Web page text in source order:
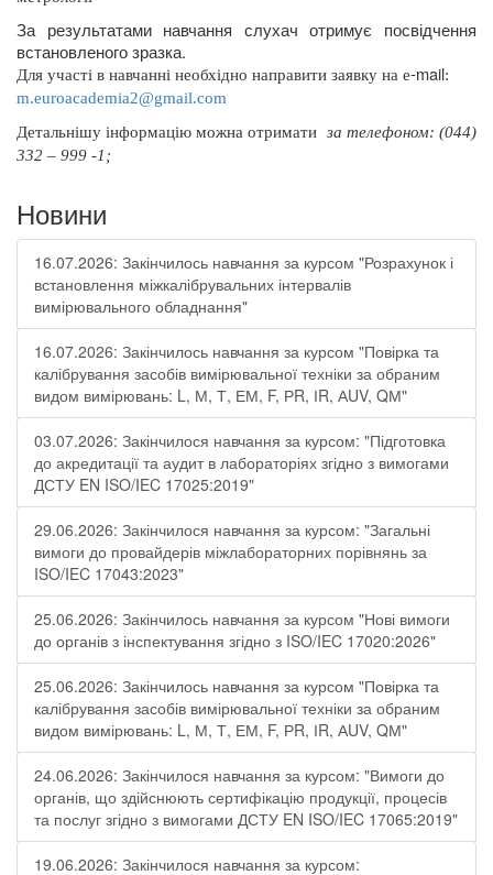
За результатами навчання слухач отримує посвідчення
встановленого зразка.
Для участі в навчанні необхідно направити заявку на e-mail:
m.euroacademia2@gmail.com
Детальнішу інформацію можна отримати за телефоном: (044)
332 – 999 -1;
Новини
16.07.2026: Закінчилось навчання за курсом "Розрахунок і
встановлення міжкалібрувальних інтервалів
вимірювального обладнання"
16.07.2026: Закінчилось навчання за курсом "Повірка та
калібрування засобів вимірювальної техніки за обраним
видом вимірювань: L, М, Т, ЕМ, F, РR, ІR, АUV, QМ"
03.07.2026: Закінчилося навчання за курсом: "Підготовка
до акредитації та аудит в лабораторіях згідно з вимогами
ДСТУ EN ISO/IEC 17025:2019"
29.06.2026: Закінчилося навчання за курсом: "Загальні
вимоги до провайдерів міжлабораторних порівнянь за
ISO/IEC 17043:2023"
25.06.2026: Закінчилось навчання за курсом "Нові вимоги
до органів з інспектування згідно з ISO/IEC 17020:2026"
25.06.2026: Закінчилось навчання за курсом "Повірка та
калібрування засобів вимірювальної техніки за обраним
видом вимірювань: L, М, Т, ЕМ, F, РR, ІR, АUV, QМ"
24.06.2026: Закінчилося навчання за курсом: "Вимоги до
органів, що здійснюють сертифікацію продукції, процесів
та послуг згідно з вимогами ДСТУ EN ISO/IEC 17065:2019"
19.06.2026: Закінчилося навчання за курсом: